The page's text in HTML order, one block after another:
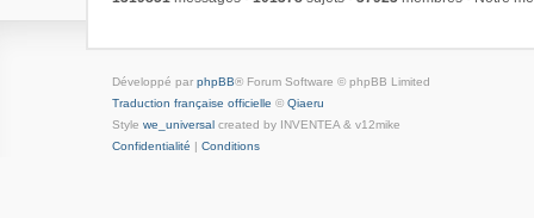
Développé par phpBB® Forum Software © phpBB Limited
Traduction française officielle © Qiaeru
Style we_universal created by INVENTEA & v12mike
Confidentialité | Conditions